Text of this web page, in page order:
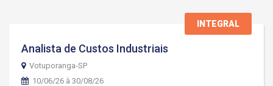
INTEGRAL
Analista de Custos Industriais
Votuporanga-SP
10/06/26 à 30/08/26